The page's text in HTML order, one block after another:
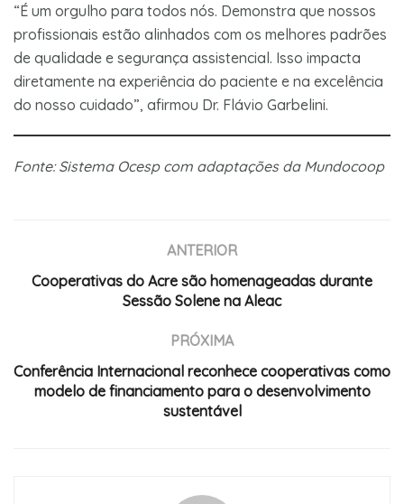
“É um orgulho para todos nós. Demonstra que nossos
profissionais estão alinhados com os melhores padrões
de qualidade e segurança assistencial. Isso impacta
diretamente na experiência do paciente e na excelência
do nosso cuidado”, afirmou Dr. Flávio Garbelini.
Fonte: Sistema Ocesp com adaptações da Mundocoop
ANTERIOR
Cooperativas do Acre são homenageadas durante
Sessão Solene na Aleac
PRÓXIMA
Conferência Internacional reconhece cooperativas como
modelo de financiamento para o desenvolvimento
sustentável